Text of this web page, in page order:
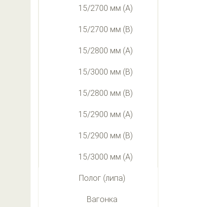
15/2700 мм (А)
15/2700 мм (В)
15/2800 мм (А)
15/3000 мм (В)
15/2800 мм (В)
15/2900 мм (А)
15/2900 мм (В)
15/3000 мм (А)
Полог (липа)
Вагонка